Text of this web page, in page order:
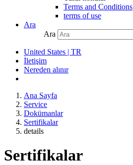
Terms and Conditions
terms of use
Ara
Ara
United States | TR
İletişim
Nereden alınır
Ana Sayfa
Service
Dokümanlar
Sertifikalar
details
Sertifikalar